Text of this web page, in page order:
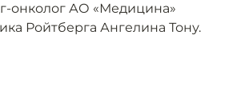
онколог АО «Медицина»
Ройтберга Ангелина Тону.